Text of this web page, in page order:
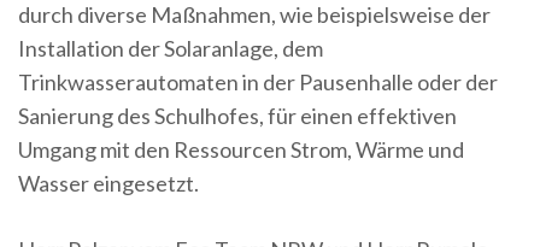
durch diverse Maßnahmen, wie beispielsweise der
Installation der Solaranlage, dem
Trinkwasserautomaten in der Pausenhalle oder der
Sanierung des Schulhofes, für einen effektiven
Umgang mit den Ressourcen Strom, Wärme und
Wasser eingesetzt.